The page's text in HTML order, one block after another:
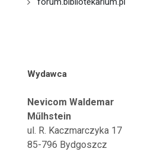
Wydawca
Nevicom Waldemar
Műlhstein
ul. R. Kaczmarczyka 17
85-796 Bydgoszcz